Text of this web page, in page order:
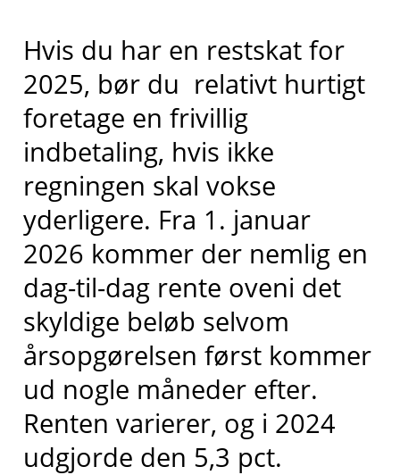
Hvis du har en restskat for
2025, bør du relativt hurtigt
foretage en frivillig
indbetaling, hvis ikke
regningen skal vokse
yderligere. Fra 1. januar
2026 kommer der nemlig en
dag-til-dag rente oveni det
skyldige beløb selvom
årsopgørelsen først kommer
ud nogle måneder efter.
Renten varierer, og i 2024
udgjorde den 5,3 pct.